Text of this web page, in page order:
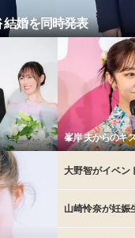
婚を同時発表
峯岸 夫からのキ
大野智がイベン
山崎怜奈が妊娠